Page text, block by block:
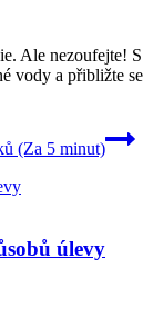
Ale nezoufejte! S
vody a přibližte se
(Za 5 minut)
úlevy